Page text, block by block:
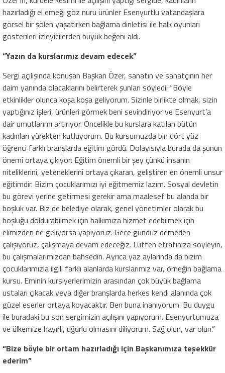
hazırladığı el emeği göz nuru ürünler Esenyurtlu vatandaşlara
görsel bir şölen yaşatırken bağlama dinletisi ile halk oyunları
gösterileri izleyicilerden büyük beğeni aldı.
“Yazın da kurslarımız devam edecek”
Sergi açılışında konuşan Başkan Özer, sanatın ve sanatçının her
daim yanında olacaklarını belirterek şunları söyledi: “Böyle
etkinlikler olunca koşa koşa geliyorum. Sizinle birlikte olmak, sizin
yaptığınız işleri, ürünleri görmek beni sevindiriyor ve Esenyurt’a
dair umutlarımı artırıyor. Öncelikle bu kurslara katılan bütün
kadınları yürekten kutluyorum. Bu kursumuzda bin dört yüz
öğrenci farklı branşlarda eğitim gördü. Dolayısıyla burada da şunun
önemi ortaya çıkıyor: Eğitim önemli bir şey çünkü insanın
niteliklerini, yeteneklerini ortaya çıkaran, geliştiren en önemli unsur
eğitimdir. Bizim çocuklarımızı iyi eğitmemiz lazım. Sosyal devletin
bu görevi yerine getirmesi gerekir ama maalesef bu alanda bir
boşluk var. Biz de belediye olarak, genel yönetimler olarak bu
boşluğu doldurabilmek için halkımıza hizmet edebilmek için
elimizden ne geliyorsa yapıyoruz. Gece gündüz demeden
çalışıyoruz, çalışmaya devam edeceğiz. Lütfen etrafınıza söyleyin,
bu çalışmalarımızdan bahsedin. Ayrıca yaz aylarında da bizim
çocuklarımızla ilgili farklı alanlarda kurslarımız var, örneğin bağlama
kursu. Eminin kursiyerlerimizin arasından çok büyük bağlama
ustaları çıkacak veya diğer branşlarda herkes kendi alanında çok
güzel eserler ortaya koyacaktır. Ben buna inanıyorum. Bu duygu
ile buradaki bu son sergimizin açılışını yapıyorum. Esenyurtumuza
ve ülkemize hayırlı, uğurlu olmasını diliyorum. Sağ olun, var olun.”
“Bize böyle bir ortam hazırladığı için Başkanımıza teşekkür
ederim”